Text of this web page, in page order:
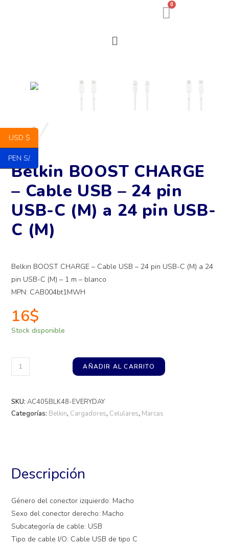
0
Belkin BOOST CHARGE
– Cable USB – 24 pin
USB-C (M) a 24 pin USB-
C (M)
Belkin BOOST CHARGE – Cable USB – 24 pin USB-C (M) a 24
pin USB-C (M) – 1 m – blanco
MPN: CAB004bt1MWH
16$
Stock disponible
AÑADIR AL CARRITO
SKU:AC405BLK48-EVERYDAY
Categorías: Belkin, Cargadores, Celulares, Marcas
Descripción
Género del conector izquierdo: Macho
Sexo del conector derecho: Macho
Subcategoría de cable: USB
Tipo de cable I/O: Cable USB de tipo C
USD $
PEN S/.